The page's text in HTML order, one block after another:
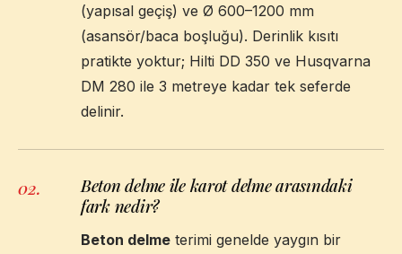
(yapısal geçiş) ve Ø 600–1200 mm
(asansör/baca boşluğu). Derinlik kısıtı
pratikte yoktur; Hilti DD 350 ve Husqvarna
DM 280 ile 3 metreye kadar tek seferde
delinir.
02.
Beton delme ile karot delme arasındaki
fark nedir?
Beton delme terimi genelde yaygın bir